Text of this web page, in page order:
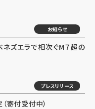
お知らせ
ズエラで相次ぐM７超の
プレスリリース
寄付受付中）